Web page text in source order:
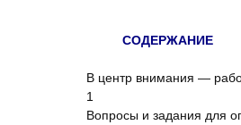
СОДЕРЖАНИЕ
В центр внимания —
1
Вопросы и задания для